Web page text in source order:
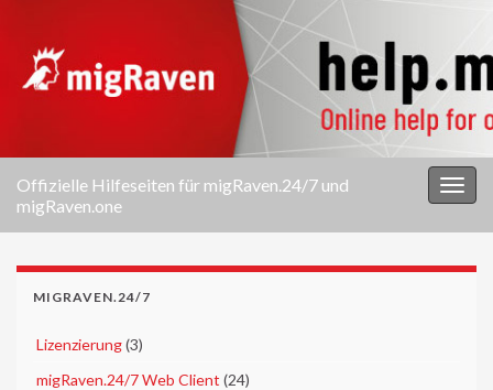
Offizielle Hilfeseiten für migRaven.24/7 und
migRaven.one
MIGRAVEN.24/7
Lizenzierung(3)
migRaven.24/7 Web Client (24)